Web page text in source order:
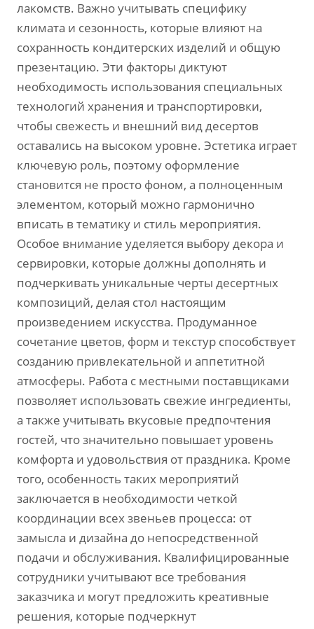
лакомств. Важно учитывать специфику
климата и сезонность‚ которые влияют на
сохранность кондитерских изделий и общую
презентацию. Эти факторы диктуют
необходимость использования специальных
технологий хранения и транспортировки‚
чтобы свежесть и внешний вид десертов
оставались на высоком уровне. Эстетика играет
ключевую роль‚ поэтому оформление
становится не просто фоном‚ а полноценным
элементом‚ который можно гармонично
вписать в тематику и стиль мероприятия.
Особое внимание уделяется выбору декора и
сервировки‚ которые должны дополнять и
подчеркивать уникальные черты десертных
композиций‚ делая стол настоящим
произведением искусства. Продуманное
сочетание цветов‚ форм и текстур способствует
созданию привлекательной и аппетитной
атмосферы. Работа с местными поставщиками
позволяет использовать свежие ингредиенты‚
а также учитывать вкусовые предпочтения
гостей‚ что значительно повышает уровень
комфорта и удовольствия от праздника. Кроме
того‚ особенность таких мероприятий
заключается в необходимости четкой
координации всех звеньев процесса: от
замысла и дизайна до непосредственной
подачи и обслуживания. Квалифицированные
сотрудники учитывают все требования
заказчика и могут предложить креативные
решения‚ которые подчеркнут